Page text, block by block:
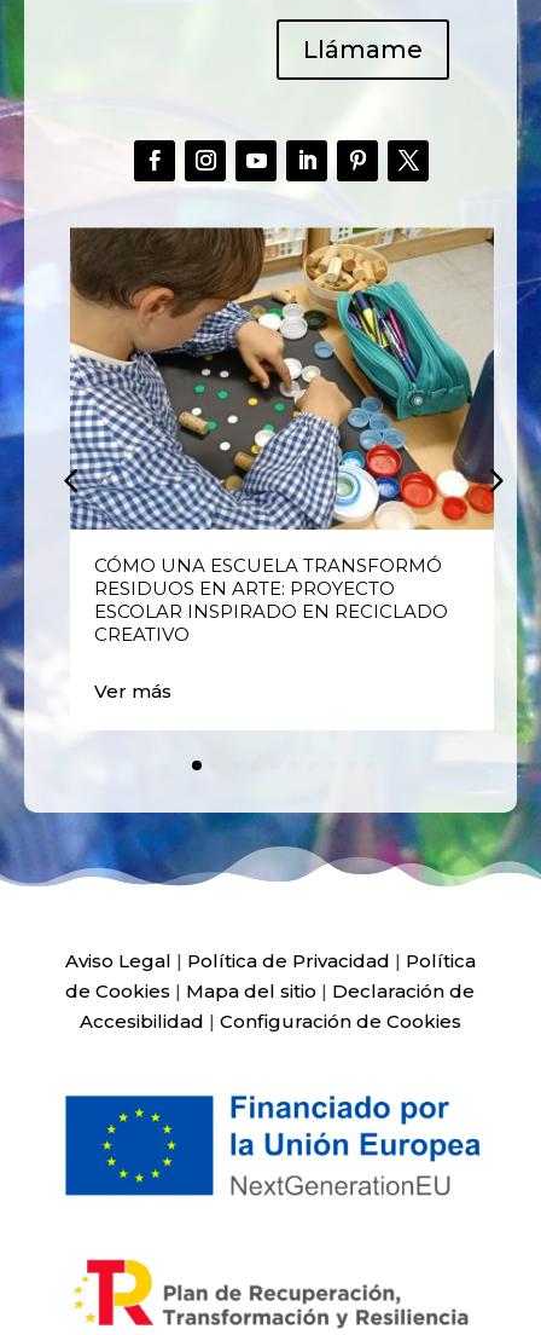
Llámame
CÓMO UNA ESCUELA TRANSFORMÓ
RESIDUOS EN ARTE: PROYECTO
ESCOLAR INSPIRADO EN RECICLADO
CREATIVO
Ver más
Aviso Legal | Política de Privacidad | Política
de Cookies | Mapa del sitio | Declaración de
Accesibilidad | Configuración de Cookies